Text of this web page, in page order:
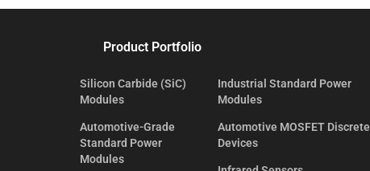
Product Portfolio
Silicon Carbide (SiC)
Modules
Automotive-Grade
Standard Power
Modules
Industrial Standard Power
Modules
Automotive MOSFET Discrete
Devices